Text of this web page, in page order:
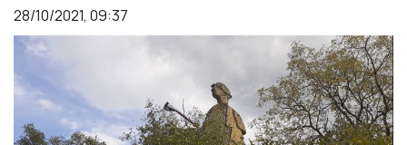
28/10/2021, 09:37